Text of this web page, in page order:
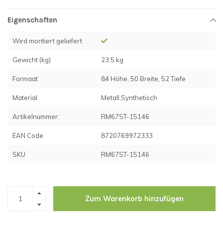
Eigenschaften
Wird montiert geliefert
Gewicht (kg) 23,5 kg
Formaat 84 Höhe, 50 Breite, 52 Tiefe
Material Metall,Synthetisch
Artikelnummer: RM67ST-15146
EAN Code 8720769972333
SKU RM67ST-15146
Zum Warenkorb hinzufügen